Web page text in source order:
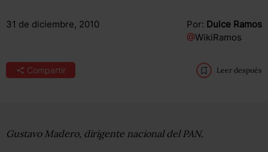
31 de diciembre, 2010 Por: Dulce Ramos
@WikiRamos
Compartir Leer después
Gustavo Madero, dirigente nacional del PAN.